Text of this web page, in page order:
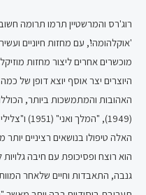
רוג'רס והמרשטיין תרמו תרומה
'אוקלהומה!', עם מחזות חיוניים
מוכשרים אחרים ליצור מחזות
היוצרים יצר אוסף יוצא דופן של
האלה טיפולו בנושאים רציניים
הוא רוצח ופסיכופת עם חיבה
גנבה, התאבדות וחיים שלאחר